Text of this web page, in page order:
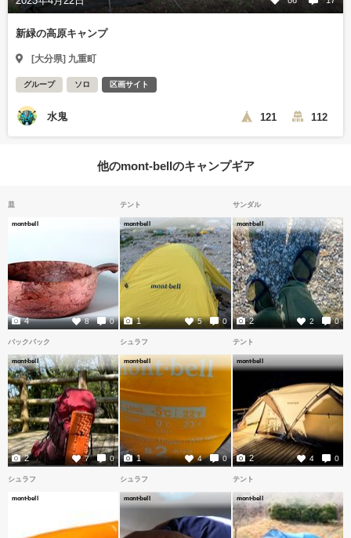
新緑の高原キャンプ
[大分県] 九重町
グループ ソロ 区画サイト
水鬼 121 112
他のmont-bellのキャンプギア
皿
mont-bell
8 0
4
テント
mont-bell
5 0
1
サンダル
mont-bell
2 0
2
バックパック
mont-bell
7 0
2
シュラフ
mont-bell
4 0
1
テント
mont-bell
4 0
2
シュラフ
mont-bell
シュラフ
mont-bell
テント
mont-bell